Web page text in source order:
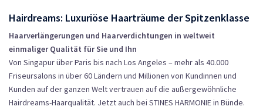
Hairdreams: Luxuriöse Haarträume der Spitzenklasse
Haarverlängerungen und Haarverdichtungen in weltweit
einmaliger Qualität für Sie und Ihn
Von Singapur über Paris bis nach Los Angeles – mehr als 40.000
Friseursalons in über 60 Ländern und Millionen von Kundinnen und
Kunden auf der ganzen Welt vertrauen auf die außergewöhnliche
Hairdreams-Haarqualität. Jetzt auch bei STINES HARMONIE in Bünde.